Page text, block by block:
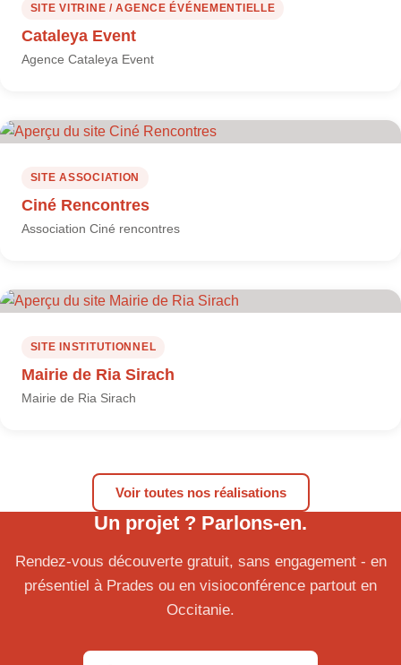
SITE VITRINE / AGENCE ÉVÉNEMENTIELLE
Cataleya Event
Agence Cataleya Event
SITE ASSOCIATION
Ciné Rencontres
Association Ciné rencontres
SITE INSTITUTIONNEL
Mairie de Ria Sirach
Mairie de Ria Sirach
Voir toutes nos réalisations
Un projet ? Parlons-en.
Rendez-vous découverte gratuit, sans engagement - en
présentiel à Prades ou en visioconférence partout en
Occitanie.